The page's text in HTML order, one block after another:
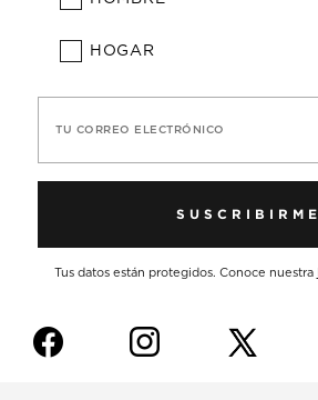
HOGAR
TU CORREO ELECTRÓNICO
SUSCRIBIRME
Tus datos están protegidos. Conoce nuestra
f i